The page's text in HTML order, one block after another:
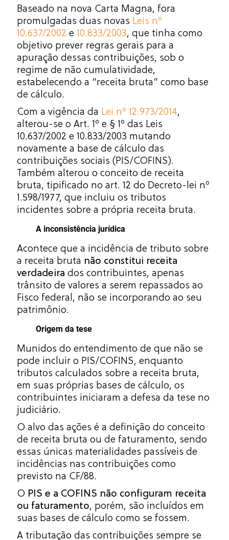
Baseado na nova Carta Magna, fora
promulgadas duas novas Leis nº
10.637/2002 e 10.833/2003, que tinha como
objetivo prever regras gerais para a
apuração dessas contribuições, sob o
regime de não cumulatividade,
estabelecendo a “receita bruta” como base
de cálculo.
Com a vigência da Lei nº 12.973/2014,
alterou-se o Art. 1º e § 1º das Leis
10.637/2002 e 10.833/2003 mutando
novamente a base de cálculo das
contribuições sociais (PIS/COFINS).
Também alterou o conceito de receita
bruta, tipificado no art. 12 do Decreto-lei nº
1.598/1977, que incluiu os tributos
incidentes sobre a própria receita bruta.
A inconsistência jurídica
Acontece que a incidência de tributo sobre
a receita bruta não constitui receita
verdadeira dos contribuintes, apenas
trânsito de valores a serem repassados ao
Fisco federal, não se incorporando ao seu
patrimônio.
Origem da tese
Munidos do entendimento de que não se
pode incluir o PIS/COFINS, enquanto
tributos calculados sobre a receita bruta,
em suas próprias bases de cálculo, os
contribuintes iniciaram a defesa da tese no
judiciário.
O alvo das ações é a definição do conceito
de receita bruta ou de faturamento, sendo
essas únicas materialidades passíveis de
incidências nas contribuições como
previsto na CF/88.
O PIS e a COFINS não configuram receita
ou faturamento, porém, são incluídos em
suas bases de cálculo como se fossem.
A tributação das contribuições sempre se